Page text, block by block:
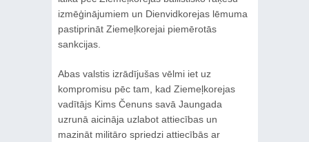
izmēģinājumiem un Dienvidkorejas lēmuma
pastiprināt Ziemeļkorejai piemērotās
sankcijas.
Abas valstis izrādījušas vēlmi iet uz
kompromisu pēc tam, kad Ziemeļkorejas
vadītājs Kims Čenuns savā Jaungada
uzrunā aicināja uzlabot attiecības un
mazināt militāro spriedzi attiecībās ar